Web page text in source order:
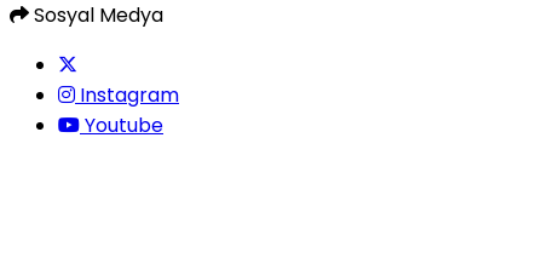
Sosyal Medya
Instagram
Youtube